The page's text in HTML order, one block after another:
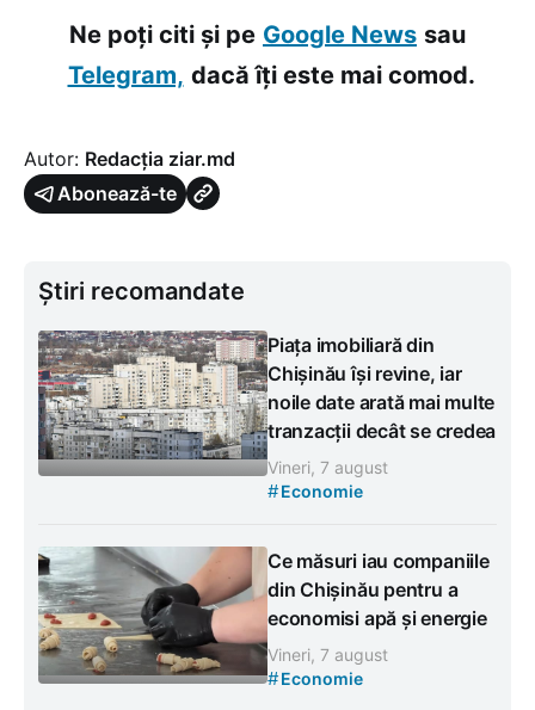
Ne poți citi și pe Google News sau
Telegram, dacă îți este mai comod.
Autor: Redacția ziar.md
Abonează-te
Știri recomandate
Piața imobiliară din
Chișinău își revine, iar
noile date arată mai multe
tranzacții decât se credea
Vineri, 7 august
#Economie
Ce măsuri iau companiile
din Chișinău pentru a
economisi apă și energie
Vineri, 7 august
#Economie